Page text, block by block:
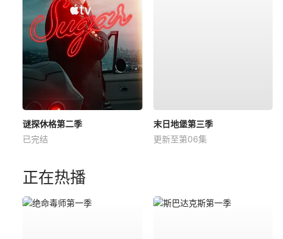
谜探休格第二季
已完结
末日地堡第三季
更新至第06集
正在热播